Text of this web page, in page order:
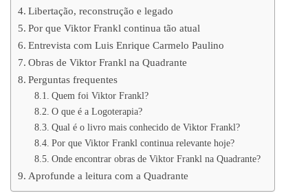
Libertação, reconstrução e legado
Por que Viktor Frankl continua tão atual
Entrevista com Luis Enrique Carmelo Paulino
Obras de Viktor Frankl na Quadrante
Perguntas frequentes
Quem foi Viktor Frankl?
O que é a Logoterapia?
Qual é o livro mais conhecido de Viktor Frankl?
Por que Viktor Frankl continua relevante hoje?
Onde encontrar obras de Viktor Frankl na Quadrante?
Aprofunde a leitura com a Quadrante